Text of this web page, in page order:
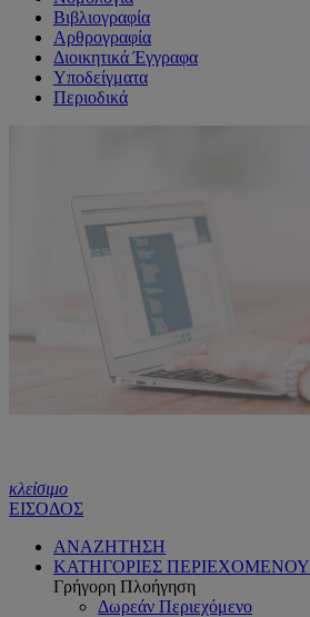
Βιβλιογραφία
Αρθρογραφία
Διοικητικά Έγγραφα
Υποδείγματα
Περιοδικά
κλείσιμο
ΕΙΣΟΔΟΣ
ΑΝΑΖΗΤΗΣΗ
ΚΑΤΗΓΟΡΙΕΣ ΠΕΡΙΕΧΟΜΕΝΟΥ
Γρήγορη Πλοήγηση
Δωρεάν Περιεχόμενο